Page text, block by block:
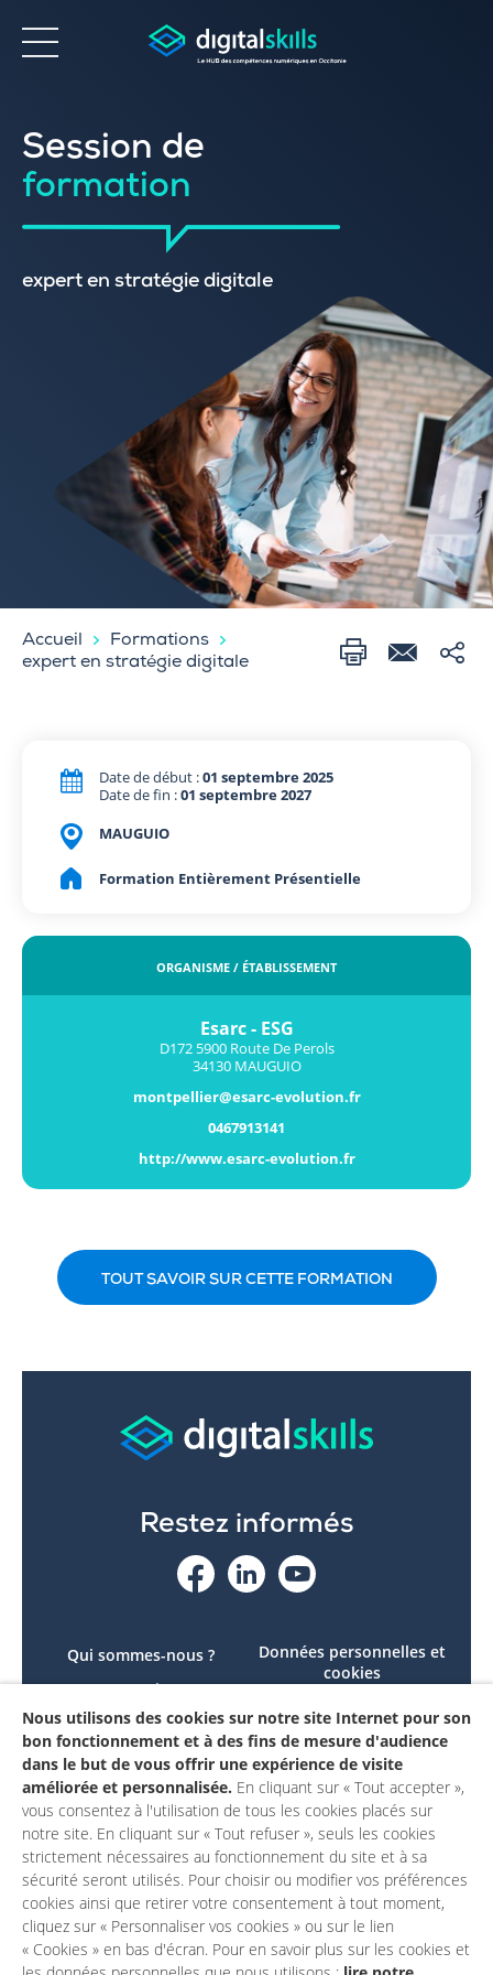
Accessibilité
Session de
formation
expert en stratégie digitale
Accueil
Formations
expert en stratégie digitale
Date de début :01 septembre 2025
Date de fin :01 septembre 2027
MAUGUIO
Formation Entièrement Présentielle
ORGANISME / ÉTABLISSEMENT
Esarc - ESG
D172 5900 Route De Perols
34130 MAUGUIO
montpellier@esarc-evolution.fr
0467913141
http://www.esarc-evolution.fr
TOUT SAVOIR SUR CETTE FORMATION
Restez informés
Qui sommes-nous ?
Le projet
Contactez-nous
Mon compte
Données personnelles et
cookies
conforme
Mentions légales
Nous utilisons des cookies sur notre site Internet pour son
bon fonctionnement et à des fins de mesure d'audience
dans le but de vous offrir une expérience de visite
améliorée et personnalisée. En cliquant sur « Tout accepter »,
vous consentez à l'utilisation de tous les cookies placés sur
notre site. En cliquant sur « Tout refuser », seuls les cookies
strictement nécessaires au fonctionnement du site et à sa
sécurité seront utilisés. Pour choisir ou modifier vos préférences
cookies ainsi que retirer votre consentement à tout moment,
cliquez sur « Personnaliser vos cookies » ou sur le lien
« Cookies » en bas d'écran. Pour en savoir plus sur les cookies et